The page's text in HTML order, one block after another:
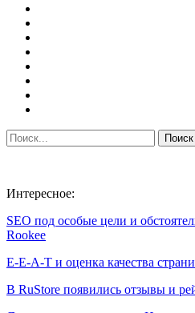
Интересное:
SEO под особые цели и
Rookee
E-E-A-T и оценка качества
В RuStore появились отзывы и